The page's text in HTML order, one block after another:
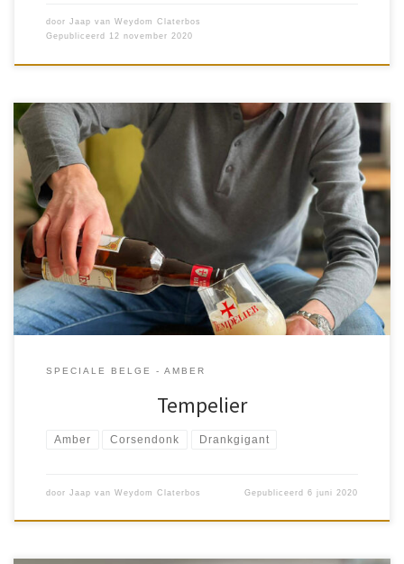
door Jaap van Weydom Claterbos
Gepubliceerd
12 november 2020
Een aantal vrienden kwam bij ons thuis op bezoek voor barbecue
en bier. Onder andere Lambicus Blanche en Tempelier. Een bier
dat lijkt op champagne en een prachtig goudkoper kleurig […]
SPECIALE BELGE - AMBER
Tempelier
Amber Corsendonk Drankgigant
door Jaap van Weydom Claterbos Gepubliceerd6 juni 2020